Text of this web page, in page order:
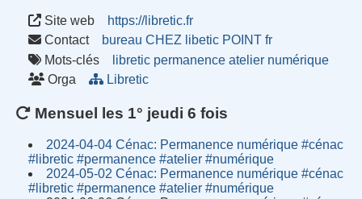
Site web
https://libretic.fr
Contact
bureau CHEZ libetic POINT fr
Mots-clés
libretic permanence atelier numérique
Orga
Libretic
Mensuel les 1° jeudi 6 fois
2024-04-04 Cénac: Permanence numérique #cénac
#libretic #permanence #atelier #numérique
2024-05-02 Cénac: Permanence numérique #cénac
#libretic #permanence #atelier #numérique